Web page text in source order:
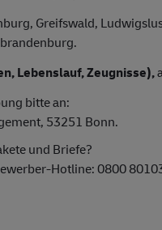
Greifswald,
Lebenslauf, Zeugnisse),
bitte an:
53251 Bonn.
und Briefe?
Hotline: 0800